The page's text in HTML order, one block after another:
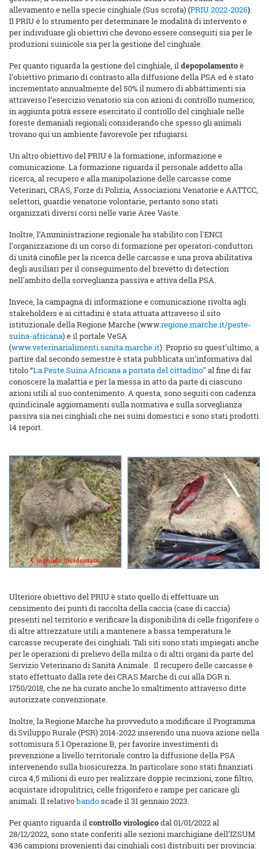
allevamento e nella specie cinghiale (Sus scrofa) (PRIU 2022-2026).
Il PRIU è lo strumento per determinare le modalità di intervento e
per individuare gli obiettivi che devono essere conseguiti sia per le
produzioni suinicole sia per la gestione del cinghiale.
Per quanto riguarda la gestione del cinghiale, ildepopolamentoè
l’obiettivo primario di contrasto alla diffusione della PSA ed è stato
incrementato annualmente del 50% il numero di abbattimenti sia
attraverso l’esercizio venatorio sia con azioni di controllo numerico;
in aggiunta potrà essere esercitato il controllo del cinghiale nelle
foreste demaniali regionali considerando che spesso gli animali
trovano qui un ambiente favorevole per rifugiarsi.
Un altro obiettivo del PRIU è la formazione, informazione e
comunicazione. La formazione riguarda il personale addetto alla
ricerca, al recupero e alla manipolazione delle carcasse come
Veterinari, CRAS, Forze di Polizia, Associazioni Venatorie e AATTCC,
selettori, guardie venatorie volontarie, pertanto sono stati
organizzati diversi corsi nelle varie Aree Vaste.
Inoltre, l’Amministrazione regionale ha stabilito con l'ENCI
l’organizzazione di un corso di formazione per operatori-conduttori
di unità cinofile per la ricerca delle carcasse e una prova abilitativa
degli ausiliari per il conseguimento del brevetto di detection
nell'ambito della sorveglianza passiva e attiva della PSA.
Invece, la campagna di informazione e comunicazione rivolta agli
stakeholders e ai cittadini è stata attuata attraverso il sito
istituzionale della Regione Marche (www.regione.marche.it/peste-
suina-africana) e il portale VeSA
(www.veterinarialimenti.sanita.marche.it). Proprio su quest’ultimo, a
partire dal secondo semestre è stata pubblicata un’informativa dal
titolo “La Peste Suina Africana a portata del cittadino”al fine di far
conoscere la malattia e per la messa in atto da parte di ciascuno
azioni utili al suo contenimento. A questa, sono seguiti con cadenza
quindicinale aggiornamenti sulla normativa e sulla sorveglianza
passiva sia nei cinghiali che nei suini domestici e sono stati prodotti
14 report.
Ulteriore obiettivo del PRIU è stato quello di effettuare un
censimento dei punti di raccolta della caccia (case di caccia)
presenti nel territorio e verificare la disponibilità di celle frigorifere o
di altre attrezzature utili a mantenere a bassa temperatura le
carcasse recuperate dei cinghiali. Tali siti sono stati impiegati anche
per le operazioni di prelievo della milza o di altri organi da parte del
Servizio Veterinario di Sanità Animale. Il recupero delle carcasse è
stato effettuato dalla rete dei CRAS Marche di cui alla DGR n.
1750/2018, che ne ha curato anche lo smaltimento attraverso ditte
autorizzate convenzionate.
Inoltre, la Regione Marche ha provveduto a modificare il Programma
di Sviluppo Rurale (PSR) 2014-2022 inserendo una nuova azione nella
sottomisura 5.1 Operazione B, per favorire investimenti di
prevenzione a livello territoriale contro la diffusione della PSA
intervenendo sulla biosicurezza. In particolare sono stati finanziati
circa 4,5 milioni di euro per realizzare doppie recinzioni, zone filtro,
acquistare idropulitrici, celle frigorifero e rampe per caricare gli
animali. Il relativobandoscade il 31 gennaio 2023.
Per quanto riguarda ilcontrollo virologicodal 01/01/2022 al
28/12/2022, sono state conferiti alle sezioni marchigiane dell’IZSUM
436 campioni provenienti dai cinghiali così distribuiti per provincia: